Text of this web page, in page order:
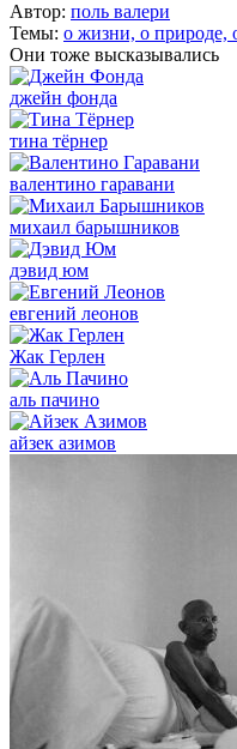
Автор: поль валери
Темы: о жизни, о природе,
Они тоже высказывались
джейн фонда
тина тёрнер
валентино гаравани
михаил барышников
дэвид юм
евгений леонов
Жак Герлен
аль пачино
айзек азимов